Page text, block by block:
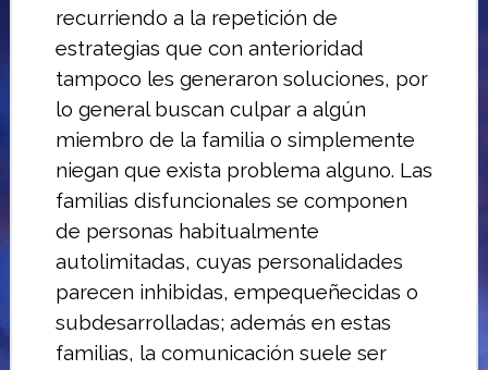
recurriendo a la repetición de
estrategias que con anterioridad
tampoco les gene­raron soluciones, por
lo general buscan culpar a algún
miembro de la familia o simplemente
niegan que exista problema alguno. Las
familias disfuncionales se compo­nen
de personas habitualmente
autolimitadas, cuyas personalidades
parecen inhi­bidas, empequeñecidas o
subdesarrolladas; además en estas
familias, la comuni­cación suele ser